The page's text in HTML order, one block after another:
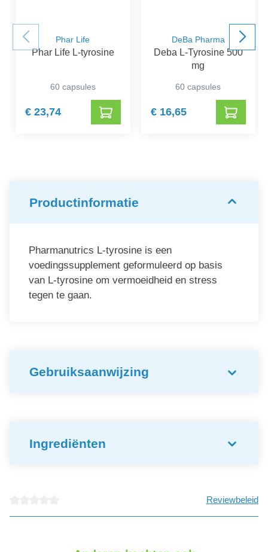
Phar Life
Phar Life L-tyrosine
60 capsules
€ 23,74
DeBa Pharma
Deba L-Tyrosine 500
mg
60 capsules
€ 16,65
Productinformatie
Pharmanutrics L-tyrosine is een
voedingssupplement geformuleerd op basis
van L-tyrosine om vermoeidheid en stress
tegen te gaan.
Gebruiksaanwijzing
Ingrediënten
Reviewbeleid